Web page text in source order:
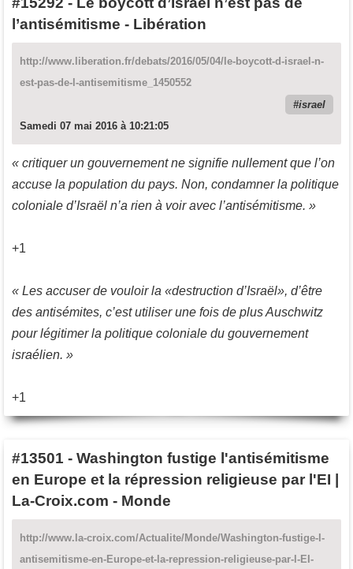
l’antisémitisme - Libération
http://www.liberation.fr/debats/2016/05/04/le-boycott-d-israel-n-
est-pas-de-l-antisemitisme_1450552
israel
Samedi 07 mai 2016 à 10:21:05
« critiquer un gouvernement ne signifie nullement que l’on
accuse la population du pays. Non, condamner la politique
coloniale d’Israël n’a rien à voir avec l’antisémitisme. »
+1
« Les accuser de vouloir la «destruction d’Israël», d’être
des antisémites, c’est utiliser une fois de plus Auschwitz
pour légitimer la politique coloniale du gouvernement
israélien. »
+1
#13501 - Washington fustige l'antisémitisme
en Europe et la répression religieuse par l'EI |
La-Croix.com - Monde
http://www.la-croix.com/Actualite/Monde/Washington-fustige-l-
antisemitisme-en-Europe-et-la-repression-religieuse-par-l-EI-